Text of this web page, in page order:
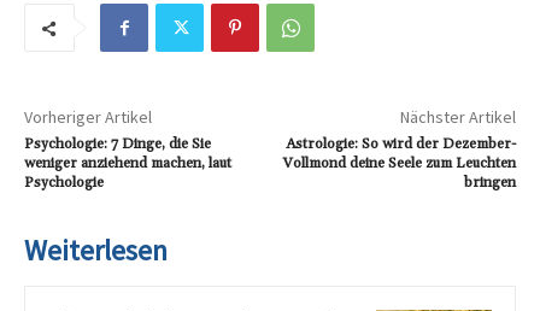
Vorheriger Artikel
Psychologie: 7 Dinge, die Sie
weniger anziehend machen, laut
Psychologie
Nächster Artikel
Astrologie: So wird der Dezember-
Vollmond deine Seele zum Leuchten
bringen
Weiterlesen